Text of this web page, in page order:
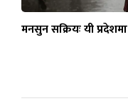
मनसुन सक्रियः यी प्रदेशमा